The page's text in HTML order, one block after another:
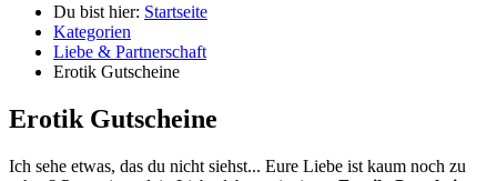
Du bist hier: Startseite
Kategorien
Liebe & Partnerschaft
Erotik Gutscheine
Erotik Gutscheine
Ich sehe etwas, das du nicht siehst... Eure Liebe ist kaum noch zu